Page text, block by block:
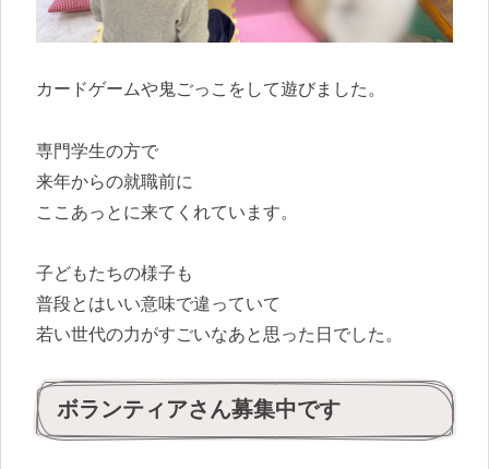
カードゲームや鬼ごっこをして遊びました。
専門学生の方で
来年からの就職前に
ここあっとに来てくれています。
子どもたちの様子も
普段とはいい意味で違っていて
若い世代の力がすごいなあと思った日でした。
ボランティアさん募集中です